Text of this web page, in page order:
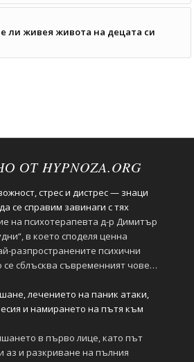
ли живея живота на децата си
ОТ HYPNOZA.ORG
стрес и дистрес — знаци
се справим завинаги с тях
на психотерапевта д-р Димитър
в което споделя ценна
разпространените психични
се сблъсква съвременният човек.
лечението на паник атаки,
и намирането на пътя към
в първо лице, като път
аз и разкриване на пълния